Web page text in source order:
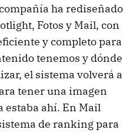
ha rediseñado
Fotos y Mail, con
y completo para
tenemos y dónde
el sistema volverá a
tener una imagen
estaba ahí. En Mail
de ranking para